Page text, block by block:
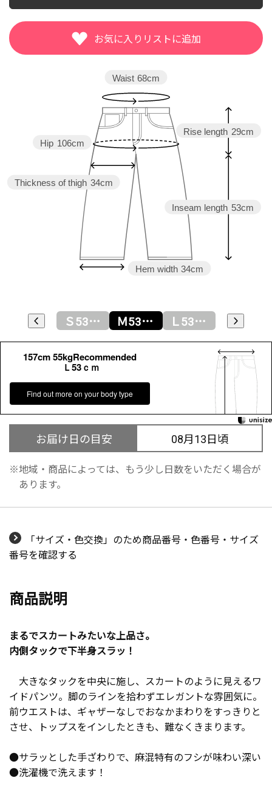
Inseam length 53cm
Rise length 29cm
Hem width 34cm
Thickness of thigh 34cm
Hip 106cm
Waist 68cm
Ｓ53ｃｍ Ｍ53ｃｍ Ｌ53ｃｍ
157cm 55kgRecommended
Ｌ53ｃｍ
Find out more on your body type
お届け日の目安 08月13日頃
地域・商品によっては、もう少し日数をいただく場合が
あります。
「サイズ・色交換」のため商品番号・色番号・サイズ
番号を確認する
商品説明
まるでスカートみたいな上品さ。
内側タックで下半身スラッ！
大きなタックを中央に施し、スカートのように見えるワ
イドパンツ。脚のラインを拾わずエレガントな雰囲気に。
前ウエストは、ギャザーなしでおなかまわりをすっきりと
させ、トップスをインしたときも、難なくきまります。
●サラッとした手ざわりで、麻混特有のフシが味わい深い
●洗濯機で洗えます！